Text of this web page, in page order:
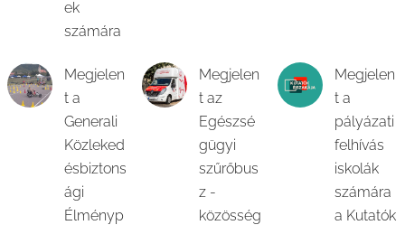
ek
számára
Megjelen
t a
Generali
Közleked
ésbiztons
ági
Élményp
Megjelen
t az
Egészsé
gügyi
szűrőbus
z -
közösség
Megjelen
t a
pályázati
felhívás
iskolák
számára
a Kutatók